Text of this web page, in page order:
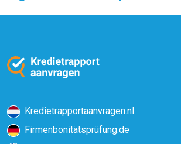
Kredietrapportaanvragen.nl
Firmenbonitätsprüfung.de